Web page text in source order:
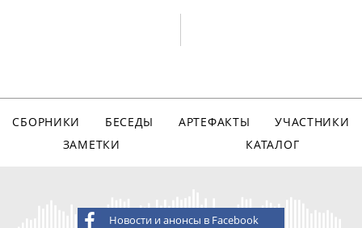
СБОРНИКИ БЕСЕДЫ АРТЕФАКТЫ
УЧАСТНИКИ
ЗАМЕТКИ
КАТАЛОГ
Новости и анонсы в Facebook